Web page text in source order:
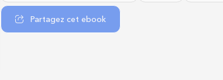
Partagez cet ebook